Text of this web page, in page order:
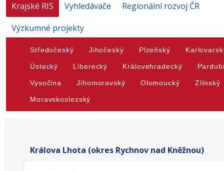
Krajské RIS Vyhledávače
Regionální rozvoj ČR
Výzkumné projekty
Středočeský Jihočeský Plzeňský
Ústecký Liberecký Královehradecký
Vysočina Jihomoravský Olomoucký Zlínský
Moravskoslezský
Králova Lhota (okres Rychnov nad Kněžnou)